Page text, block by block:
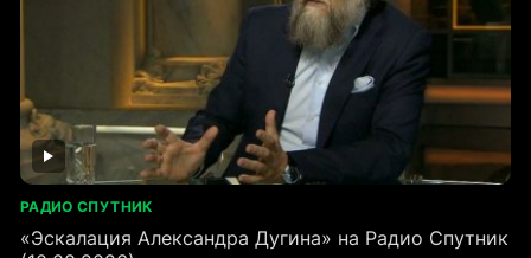
РАДИО СПУТНИК
«Эскалация Александра Дугина» на Радио Спутник